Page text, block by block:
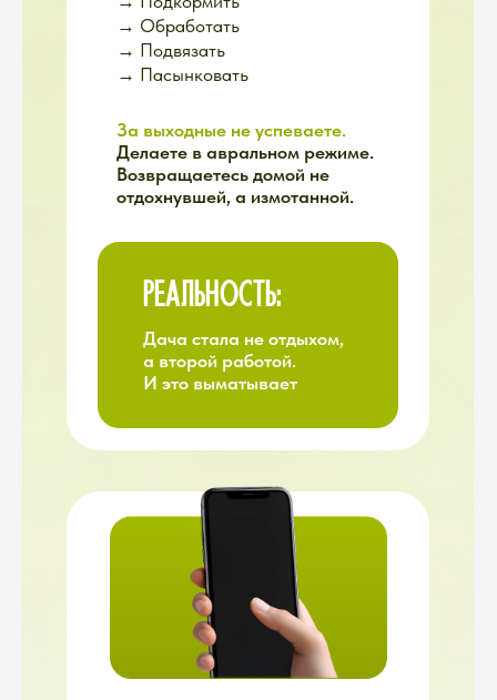
И ИМЕННО ПОЭТОМУ МЫ
СОЗДАЛИ НЕ КУРС,А
ПОЛНОЦЕННУЮ ЭКОСИСТЕМУ
Живые ситуации, которые
нельзя предугадать
Вопросы, которые возникают
здесь и сейчас
парализуют действия
всё бросить
РЕАЛЬНАЯ ДАЧА — ЭТО:
СМОТРИТЕ ЭТОВИДЕО,